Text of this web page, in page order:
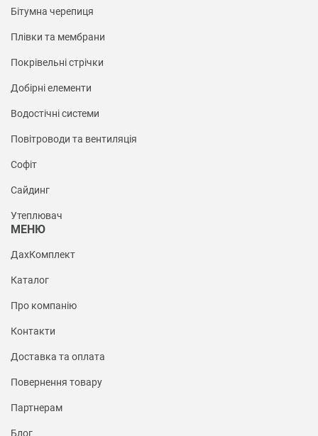
Бітумна черепиця
Плівки та мембрани
Покрівельні стрічки
Добірні елементи
Водостічні системи
Повітроводи та вентиляція
Софіт
Сайдинг
Утеплювач
МЕНЮ
ДахКомплект
Каталог
Про компанію
Контакти
Доставка та оплата
Повернення товару
Партнерам
Блог